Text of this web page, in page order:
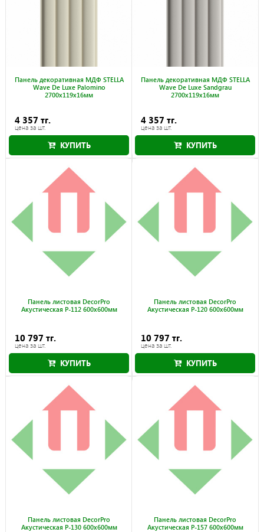
Панель декоративная МДФ STELLA
Wave De Luxe Palomino
2700x119x16мм
4 357 тг.
цена за шт.
КУПИТЬ
Панель декоративная МДФ STELLA
Wave De Luxe Sandgrau
2700x119x16мм
4 357 тг.
цена за шт.
КУПИТЬ
Панель листовая DecorPro
Акустическая P-112 600x600мм
10 797 тг.
цена за шт.
КУПИТЬ
Панель листовая DecorPro
Акустическая P-120 600x600мм
10 797 тг.
цена за шт.
КУПИТЬ
Панель листовая DecorPro
Акустическая P-130 600x600мм
Панель листовая DecorPro
Акустическая P-157 600x600мм